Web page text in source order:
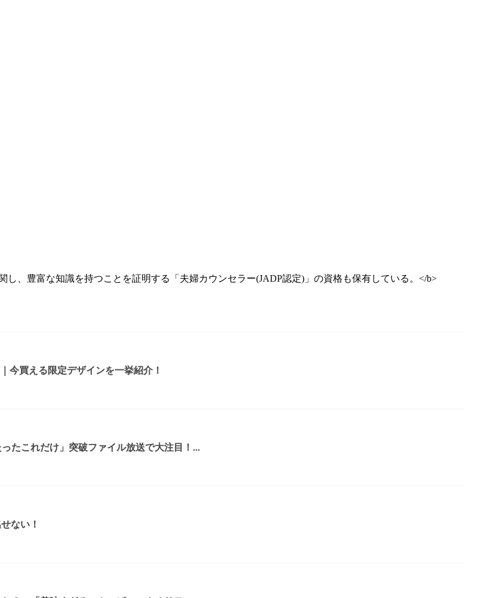
、豊富な知識を持つことを証明する「夫婦カウンセラー(JADP認定)」の資格も保有している。</b>
今買える限定デザインを一挙紹介！
たこれだけ」突破ファイル放送で大注目！...
ない！